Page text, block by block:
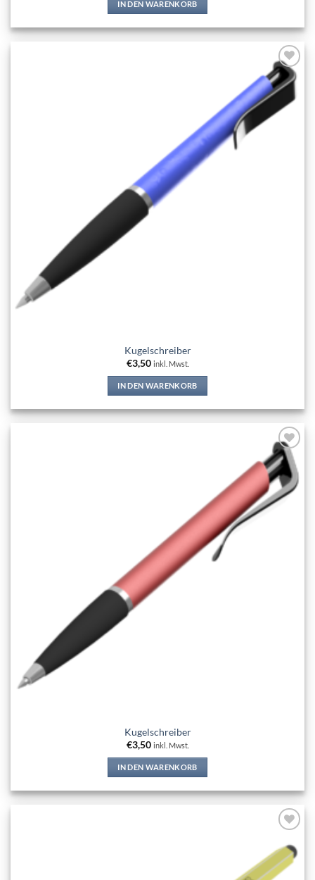
IN DEN WARENKORB
Add to
wishlist
Kugelschreiber
€3,50 inkl. Mwst.
IN DEN WARENKORB
Add to
wishlist
Kugelschreiber
€3,50 inkl. Mwst.
IN DEN WARENKORB
wishlist